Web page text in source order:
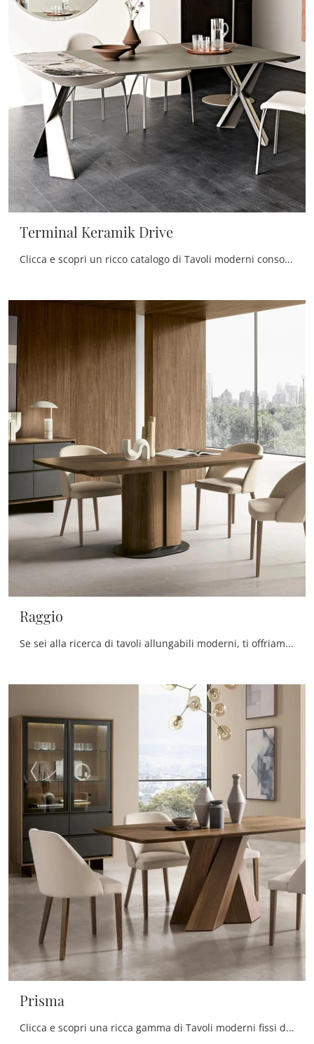
Terminal Keramik Drive
Clicca e scopri un ricco catalogo di Tavoli moderni consolle da pranzo! Il modello Terminal Keramik Drive di Cattelan Italia ti attende.
Raggio
Se sei alla ricerca di tavoli allungabili moderni, ti offriamo il modello da pranzo in legno Raggio del marchio Le Fablier.
Prisma
Clicca e scopri una ricca gamma di Tavoli moderni fissi da pranzo! Il modello Prisma di Le Fablier ti aspetta.